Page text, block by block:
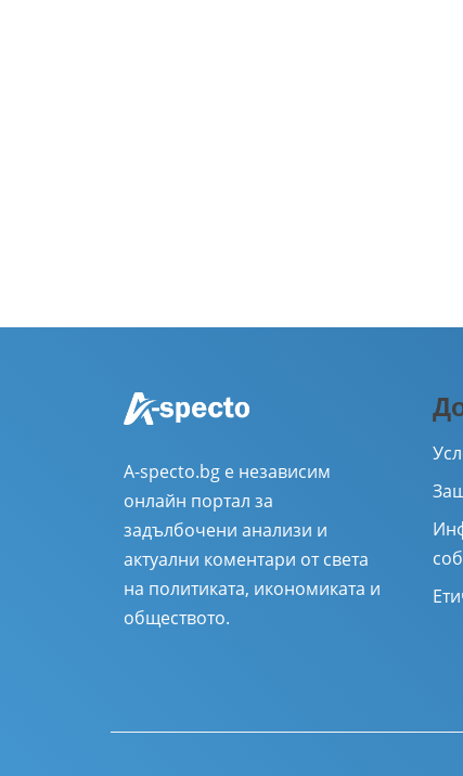
A-specto.bg е независим
онлайн портал за
задълбочени анализи и
актуални коментари от света
на политиката, икономиката и
обществото.